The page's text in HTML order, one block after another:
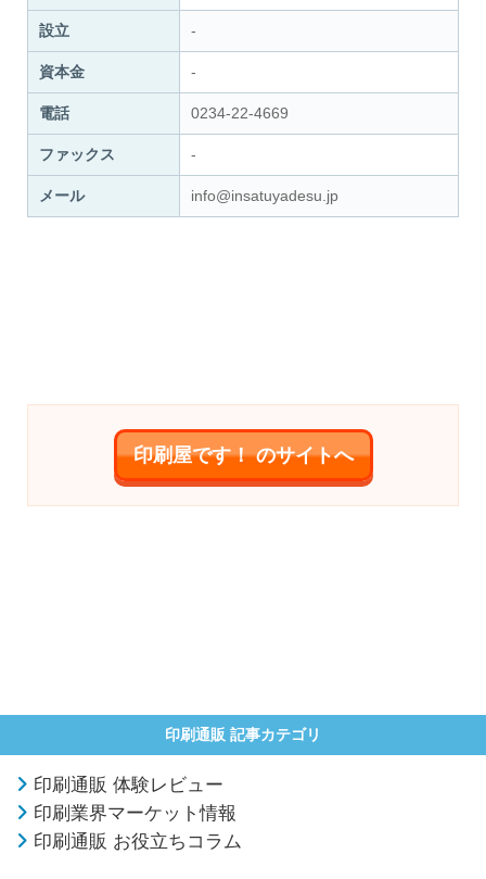
設立 -
資本金 -
電話 0234-22-4669
ファックス -
メール info@insatuyadesu.jp
印刷屋です！ のサイトへ
印刷通販 記事カテゴリ
印刷通販 体験レビュー
印刷業界マーケット情報
印刷通販 お役立ちコラム